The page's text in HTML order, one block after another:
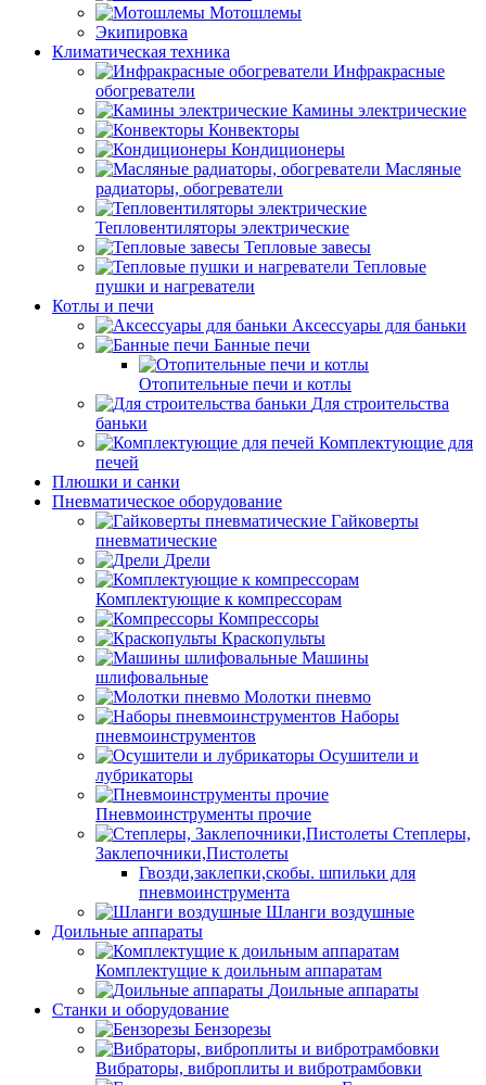
Мотошлемы
Экипировка
Климатическая техника
Инфракрасные
обогреватели
Камины электрические
Конвекторы
Кондиционеры
Масляные
радиаторы, обогреватели
Тепловентиляторы электрические
Тепловые завесы
Тепловые
пушки и нагреватели
Котлы и печи
Аксессуары для баньки
Банные печи
Отопительные печи и котлы
Для строительства
баньки
Комплектующие для
печей
Плюшки и санки
Пневматическое оборудование
Гайковерты
пневматические
Дрели
Комплектующие к компрессорам
Компрессоры
Краскопульты
Машины
шлифовальные
Молотки пневмо
Наборы
пневмоинструментов
Осушители и
лубрикаторы
Пневмоинструменты прочие
Степлеры,
Заклепочники,Пистолеты
Гвозди,заклепки,скобы. шпильки для
пневмоинструмента
Шланги воздушные
Доильные аппараты
Комплектущие к доильным аппаратам
Доильные аппараты
Станки и оборудование
Бензорезы
Вибраторы, виброплиты и вибротрамбовки